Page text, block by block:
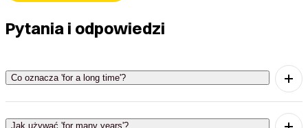
Pytania i odpowiedzi
Co oznacza 'for a long time'?
'For a long time' oznacza 'od długiego czasu'.
Jak używać 'for many years'?